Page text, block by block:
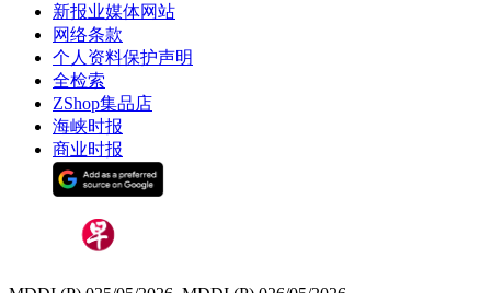
新报业媒体网站
网络条款
个人资料保护声明
全检索
ZShop集品店
海峡时报
商业时报